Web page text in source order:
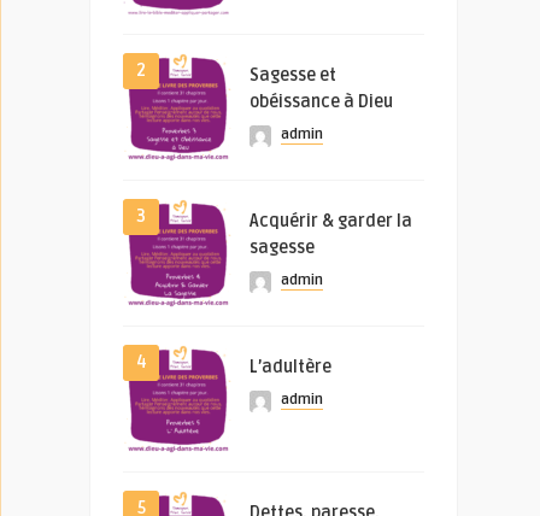
2
Sagesse et
obéissance à Dieu
admin
3
Acquérir & garder la
sagesse
admin
4 L’adultère
admin
5